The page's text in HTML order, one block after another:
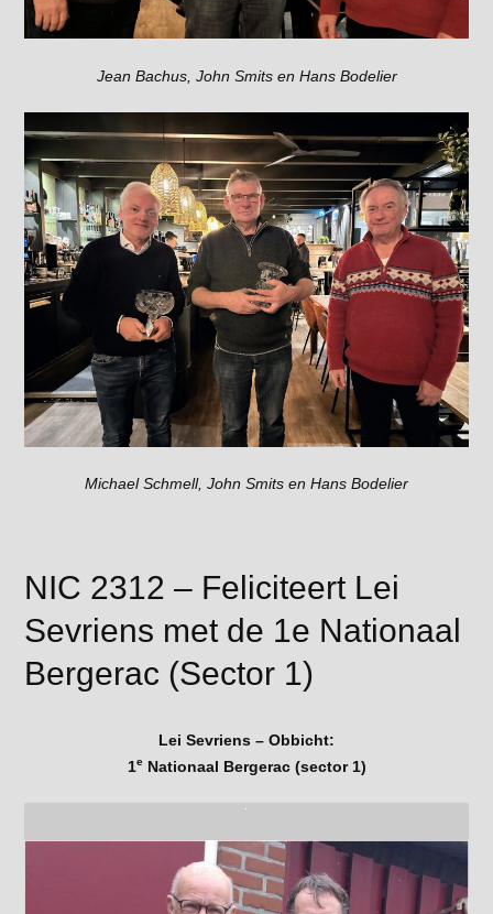
Jean Bachus, John Smits en Hans Bodelier
Michael Schmell, John Smits en Hans Bodelier
NIC 2312 – Feliciteert Lei
Sevriens met de 1e Nationaal
Bergerac (Sector 1)
Lei Sevriens – Obbicht:
1eNationaal Bergerac (sector 1)